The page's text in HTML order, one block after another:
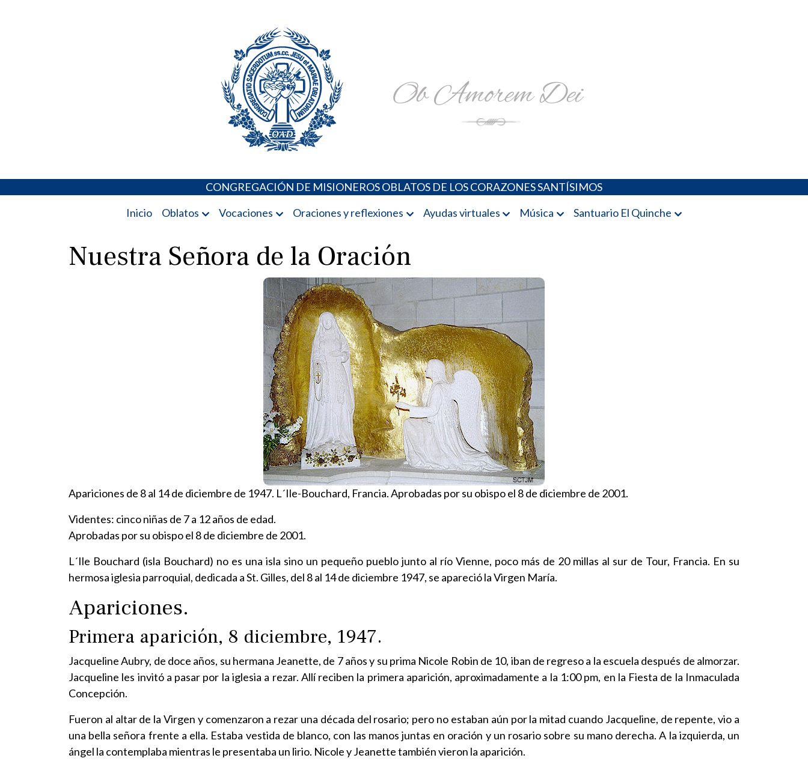
CONGREGACIÓN DE MISIONEROS OBLATOS DE LOS CORAZONES SANTÍSIMOS
Inicio
Oblatos Vocaciones Oraciones y reflexiones Ayudas virtuales Música Santuario El Quinche
Nuestra Señora de la Oración
Apariciones de 8 al 14 de diciembre de 1947. L´Ile-Bouchard, Francia. Aprobadas por su obispo el 8 de diciembre de 2001.
Videntes: cinco niñas de 7 a 12 años de edad.
Aprobadas por su obispo el 8 de diciembre de 2001.
L´Ile Bouchard (isla Bouchard) no es una isla sino un pequeño pueblo junto al río Vienne, poco más de 20 millas al sur de Tour, Francia. En su
hermosa iglesia parroquial, dedicada a St. Gilles, del 8 al 14 de diciembre 1947, se apareció la Virgen María.
Apariciones.
Primera aparición, 8 diciembre, 1947.
Jacqueline Aubry, de doce años, su hermana Jeanette, de 7 años y su prima Nicole Robin de 10, iban de regreso a la escuela después de almorzar.
Jacqueline les invitó a pasar por la iglesia a rezar. Allí reciben la primera aparición, aproximadamente a la 1:00 pm, en la Fiesta de la Inmaculada
Concepción.
Fueron al altar de la Virgen y comenzaron a rezar una década del rosario; pero no estaban aún por la mitad cuando Jacqueline, de repente, vio a
una bella señora frente a ella. Estaba vestida de blanco, con las manos juntas en oración y un rosario sobre su mano derecha. A la izquierda, un
ángel la contemplaba mientras le presentaba un lirio. Nicole y Jeanette también vieron la aparición.